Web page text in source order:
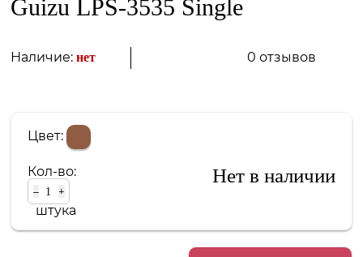
Guizu LPS-3535 Single
Наличие:нет 0 отзывов
Цвет:
Кол-во:
– +
штука
Нет в наличии